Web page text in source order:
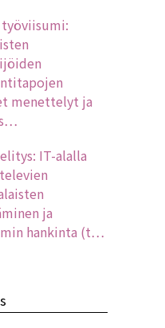
työviisumi:
menettelyt ja
IT-alalla
ja
hankinta (t…